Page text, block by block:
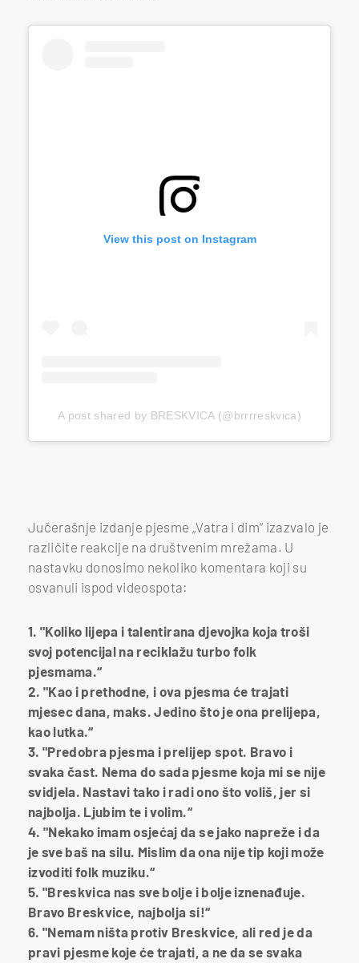
View this post on Instagram
A post shared by BRESKVICA (@brrrreskvica)
Jučerašnje izdanje pjesme „Vatra i dim“ izazvalo je
različite reakcije na društvenim mrežama. U
nastavku donosimo nekoliko komentara koji su
osvanuli ispod videospota:
1. "Koliko lijepa i talentirana djevojka koja troši
svoj potencijal na reciklažu turbo folk
pjesmama.“
2. "Kao i prethodne, i ova pjesma će trajati
mjesec dana, maks. Jedino što je ona prelijepa,
kao lutka.“
3. "Predobra pjesma i prelijep spot. Bravo i
svaka čast. Nema do sada pjesme koja mi se nije
svidjela. Nastavi tako i radi ono što voliš, jer si
najbolja. Ljubim te i volim.“
4. "Nekako imam osjećaj da se jako napreže i da
je sve baš na silu. Mislim da ona nije tip koji može
izvoditi folk muziku.“
5. "Breskvica nas sve bolje i bolje iznenađuje.
Bravo Breskvice, najbolja si!“
6. "Nemam ništa protiv Breskvice, ali red je da
pravi pjesme koje će trajati, a ne da se svaka